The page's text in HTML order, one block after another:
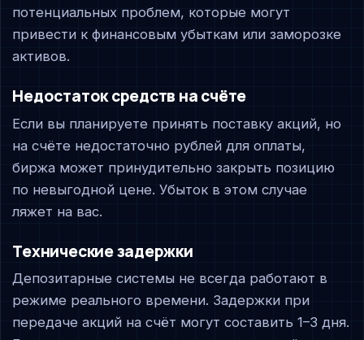
потенциальных проблем, которые могут
привести к финансовым убыткам или заморозке
активов.
Недостаток средств на счёте
Если вы планируете принять поставку акций, но
на счёте недостаточно рублей для оплаты,
биржа может принудительно закрыть позицию
по невыгодной цене. Убыток в этом случае
ляжет на вас.
Технические задержки
Депозитарные системы не всегда работают в
режиме реального времени. Задержки при
передаче акций на счёт могут составить 1–3 дня.